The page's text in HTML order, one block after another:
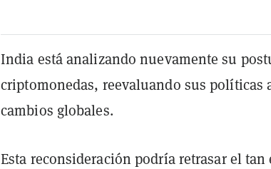
India está analizando nuevamente su
criptomonedas, reevaluando sus políticas
cambios globales.
Esta reconsideración podría retrasar el